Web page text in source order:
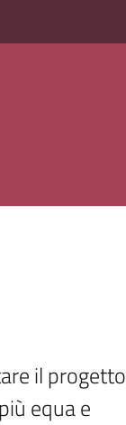
il progetto
equa e